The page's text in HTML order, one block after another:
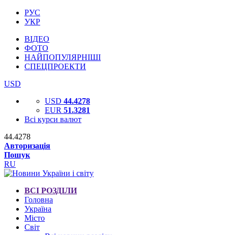
РУС
УКР
ВІДЕО
ФОТО
НАЙПОПУЛЯРНІШІ
СПЕЦПРОЕКТИ
USD
USD 44.4278
EUR 51.3281
Всі курси валют
44.4278
Авторизація
Пошук
RU
ВСІ РОЗДІЛИ
Головна
Україна
Місто
Світ